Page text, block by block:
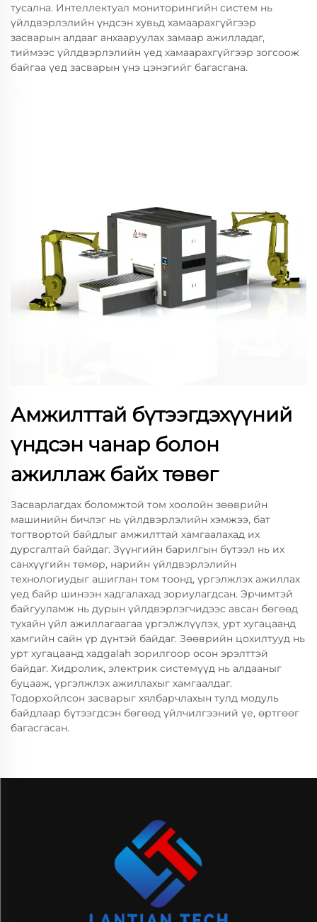
тусална. Интеллектуал мониторингийн систем нь
үйлдвэрлэлийн үндсэн хувьд хамаарахгүйгээр
засварын алдааг анхааруулах замаар ажилладаг,
тиймээс үйлдвэрлэлийн үед хамаарахгүйгээр зогсоож
байгаа үед засварын үнэ цэнэгийг багасгана.
Амжилттай бүтээгдэхүүний
үндсэн чанар болон
ажиллаж байх төвөг
Засварлагдах боломжтой том хоолойн зөөврийн
машинийн бичлэг нь үйлдвэрлэлийн хэмжээ, бат
тогтвортой байдлыг амжилттай хамгаалахад их
дурсгалтай байдаг. Зүүнгийн барилгын бүтээл нь их
санхүүгийн төмөр, нарийн үйлдвэрлэлийн
технологиудыг ашиглан том тоонд, үргэлжлэх ажиллах
үед байр шинээн хадгалахад зориулагдсан. Эрчимтэй
байгууламж нь дурын үйлдвэрлэгчидээс авсан бөгөөд
тухайн үйл ажиллагаагаа үргэлжлүүлэх, урт хугацаанд
хамгийн сайн үр дүнтэй байдаг. Зөөврийн цохилтууд нь
урт хугацаанд хадgalah зорилгоор осон эрэлттэй
байдаг. Хидролик, электрик системүүд нь алдааныг
буцааж, үргэлжлэх ажиллахыг хамгаалдаг.
Тодорхойлсон засварыг хялбарчлахын тулд модуль
байдлаар бүтээгдсэн бөгөөд үйлчилгээний үе, өртгөөг
багасгасан.